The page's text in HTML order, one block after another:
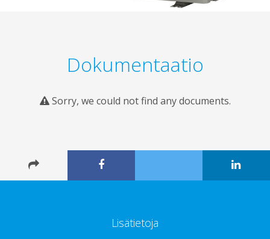
Dokumentaatio
Sorry, we could not find any documents.
Lisätietoja